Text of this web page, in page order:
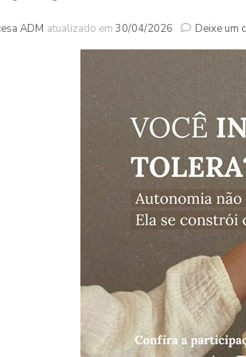
ADM atualizado em 30/04/2026 Deixe um